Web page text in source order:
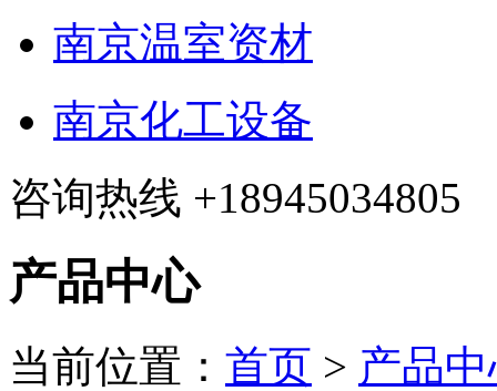
南京温室资材
南京化工设备
咨询热线 +18945034805
产品中心
当前位置： 首页 > 产品